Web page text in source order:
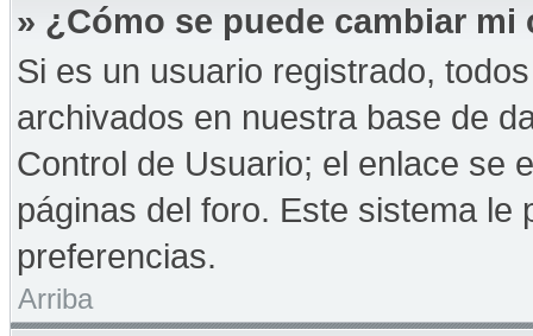
» ¿Cómo se puede cambiar
Si es un usuario registrado,
archivados en nuestra base de
Control de Usuario; el enlace se
páginas del foro. Este sistema
preferencias.
Arriba